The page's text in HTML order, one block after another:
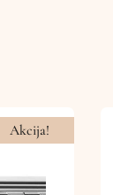
Akcija!